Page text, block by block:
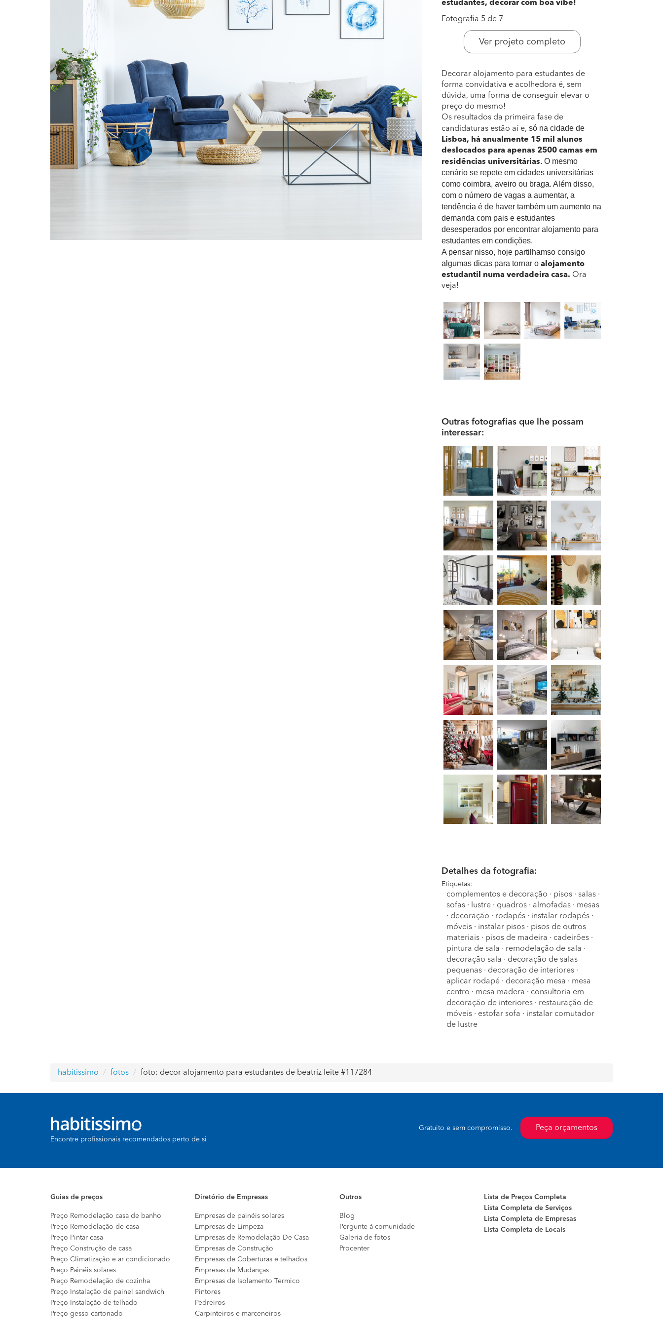
estudantes, decorar com boa vibe!
Fotografia 5 de 7
Ver projeto completo
Decorar alojamento para estudantes de
forma convidativa e acolhedora é, sem
dúvida, uma forma de conseguir elevar o
preço do mesmo!
Os resultados da primeira fase de
candidaturas estão aí e, só na cidade de
Lisboa, há anualmente 15 mil alunos
deslocados para apenas 2500 camas em
residências universitárias. O mesmo
cenário se repete em cidades universitárias
como coimbra, aveiro ou braga. Além disso,
com o número de vagas a aumentar, a
tendência é de haver também um aumento na
demanda com pais e estudantes
desesperados por encontrar alojamento para
estudantes em condições.
A pensar nisso, hoje partilhamso consigo
algumas dicas para tornar oalojamento
estudantil numa verdadeira casa. Ora
veja!
Outras fotografias que lhe possam
interessar:
Detalhes da fotografia:
Etiquetas:
complementos e decoração · pisos ·salas ·
sofas · lustre · quadros · almofadas · mesas
· decoração · rodapés · instalar rodapés ·
móveis · instalar pisos · pisos de outros
materiais · pisos de madeira · cadeirões ·
pintura de sala · remodelação de sala ·
decoração sala · decoração de salas
pequenas · decoração de interiores ·
aplicar rodapé · decoração mesa · mesa
centro · mesa madera · consultoria em
decoração de interiores · restauração de
móveis · estofar sofa · instalar comutador
de lustre
habitissimo fotos foto: decor alojamento para estudantes de beatriz leite #117284
Encontre profissionais recomendados perto de si
Peça orçamentos
Gratuito e sem compromisso.
Guias de preços
Preço Remodelação casa de banho
Preço Remodelação de casa
Preço Pintar casa
Preço Construção de casa
Preço Climatização e ar condicionado
Preço Painéis solares
Preço Remodelação de cozinha
Preço Instalação de painel sandwich
Preço Instalação de telhado
Preço gesso cartonado
Diretório de Empresas
Empresas de painéis solares
Empresas de Limpeza
Empresas de Remodelação De Casa
Empresas de Construção
Empresas de Coberturas e telhados
Empresas de Mudanças
Empresas de Isolamento Termico
Pintores
Pedreiros
Carpinteiros e marceneiros
Outros
Blog
Pergunte à comunidade
Galeria de fotos
Procenter
Lista de Preços Completa
Lista Completa de Serviços
Lista Completa de Empresas
Lista Completa de Locais